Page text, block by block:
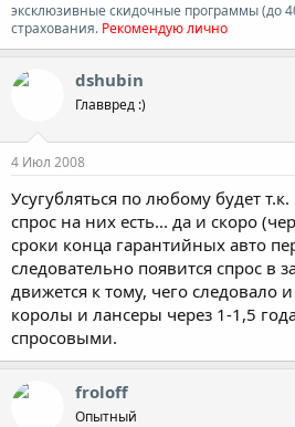
эксклюзивные скидочные программы (до
страхования. Рекомендую лично
dshubin
Главвред :)
4 Июл 2008
Усугубляться по любому будет
спрос на них есть... да и скоро
сроки конца гарантийных авто
следовательно появится спрос в
движется к тому, чего следовало
королы и лансеры через 1-1,5
спросовыми.
froloff
Опытный